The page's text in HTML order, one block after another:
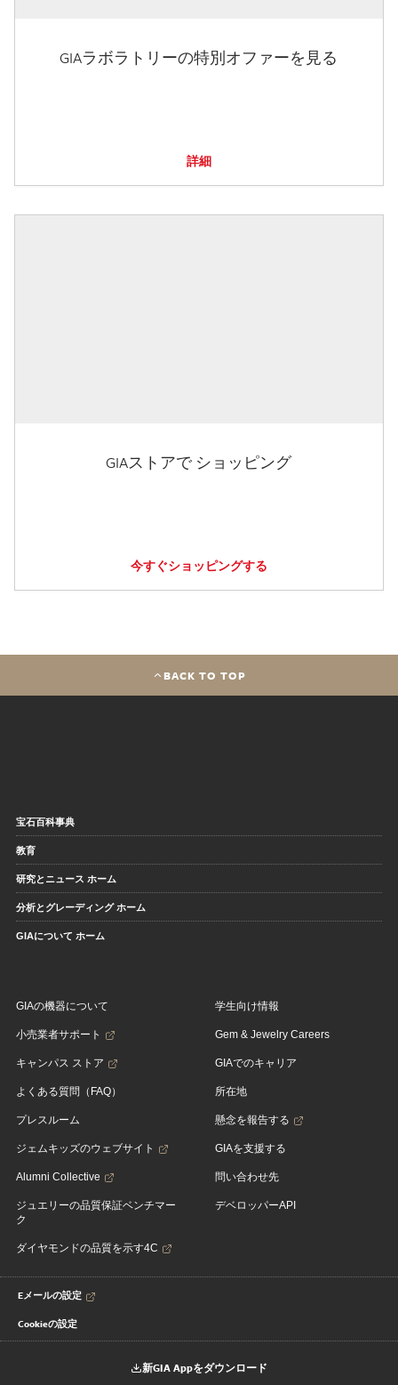
GIAラボラトリーの特別オファーを見る
詳細
GIAストアで ショッピング
今すぐショッピングする
BACK TO TOP
宝石百科事典
教育
研究とニュース ホーム
分析とグレーディング ホーム
GIAについて ホーム
GIAの機器について
小売業者サポート
キャンパス ストア
よくある質問（FAQ）
プレスルーム
ジェムキッズのウェブサイト
Alumni Collective
ジュエリーの品質保証ベンチマー
ク
ダイヤモンドの品質を示す4C
学生向け情報
Gem & Jewelry Careers
GIAでのキャリア
所在地
懸念を報告する
GIAを支援する
問い合わせ先
デベロッパーAPI
Eメールの設定
Cookieの設定
新GIA Appをダウンロード